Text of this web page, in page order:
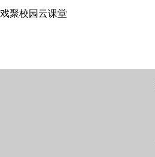
戏聚校园云课堂